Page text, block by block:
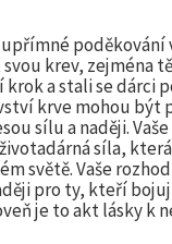
poděkování
krev, zejména
a stali se dárci
krve mohou být
sílu a naději.
síla,
světě. Vaše
pro ty, kteří
je to akt lásky k